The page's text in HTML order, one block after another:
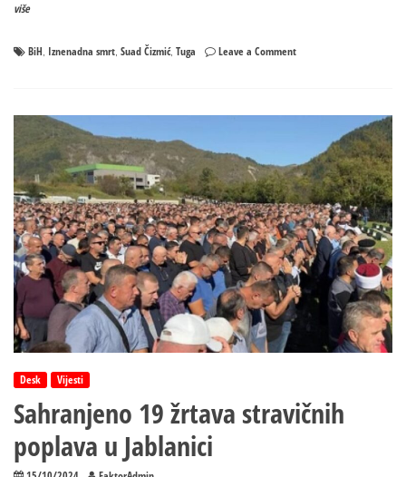
više
BiH, Iznenadna smrt, Suad Čizmić, Tuga Leave a Commenton
rođenog
sina
nije
stigao
ni
vid‌jeti
Desk Vijesti
Sahranjeno 19 žrtava stravičnih
poplava u Jablanici